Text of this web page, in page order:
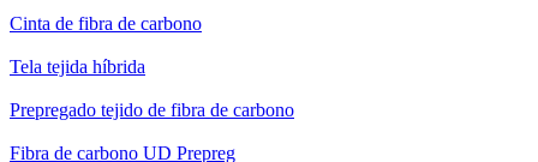
Cinta de fibra de carbono
Tela tejida híbrida
Prepregado tejido de fibra de carbono
Fibra de carbono UD Prepreg